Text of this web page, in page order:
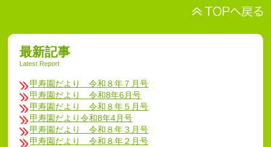
最新記事
Latest Report
甲寿園だより 令和８年７月号
甲寿園だより 令和8年6月号
甲寿園だより 令和８年５月号
甲寿園だより令和8年4月号
甲寿園だより 令和８年３月号
甲寿園だより 令和８年２月号